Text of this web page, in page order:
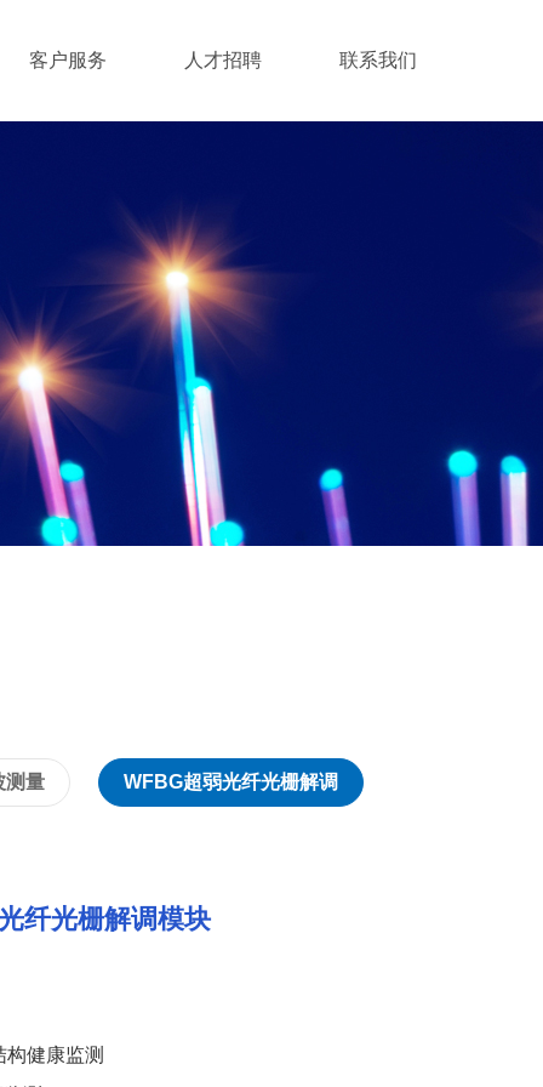
客户服务 人才招聘 联系我们
测量 WFBG超弱光纤光栅解调
纤光栅解调模块
构健康监测